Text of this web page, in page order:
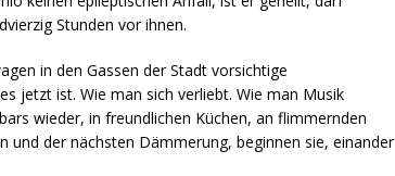
Stunden vor ihnen.
in den Gassen der Stadt vorsichtige
jetzt ist. Wie man sich verliebt. Wie man Musik
wieder, in freundlichen Küchen, an flimmernden
und der nächsten Dämmerung, beginnen sie, einander